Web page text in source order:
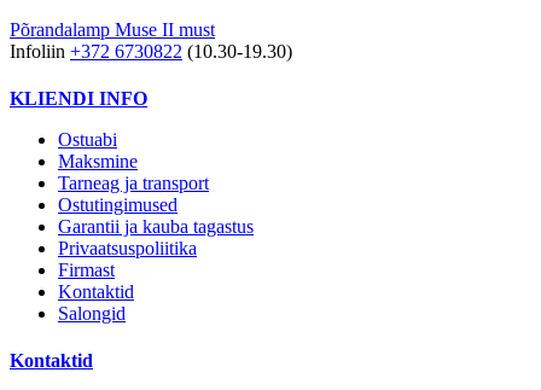
Põrandalamp Muse II must
Infoliin +372 6730822 (10.30-19.30)
KLIENDI INFO
Ostuabi
Maksmine
Tarneag ja transport
Ostutingimused
Garantii ja kauba tagastus
Privaatsuspoliitika
Firmast
Kontaktid
Salongid
Kontaktid